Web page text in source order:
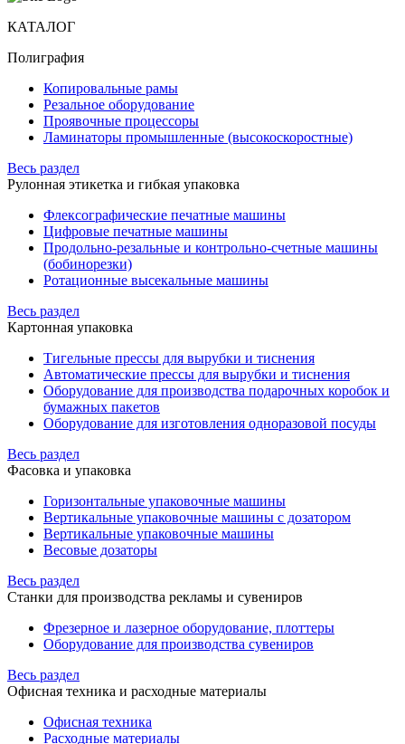
КАТАЛОГ
Полиграфия
Копировальные рамы
Резальное оборудование
Проявочные процессоры
Ламинаторы промышленные (высокоскоростные)
Весь раздел
Рулонная этикетка и гибкая упаковка
Флексографические печатные машины
Цифровые печатные машины
Продольно-резальные и контрольно-счетные машины
(бобинорезки)
Ротационные высекальные машины
Весь раздел
Картонная упаковка
Тигельные прессы для вырубки и тиснения
Автоматические прессы для вырубки и тиснения
Оборудование для производства подарочных коробок и
бумажных пакетов
Оборудование для изготовления одноразовой посуды
Весь раздел
Фасовка и упаковка
Горизонтальные упаковочные машины
Вертикальные упаковочные машины с дозатором
Вертикальные упаковочные машины
Весовые дозаторы
Весь раздел
Станки для производства рекламы и сувениров
Фрезерное и лазерное оборудование, плоттеры
Оборудование для производства сувениров
Весь раздел
Офисная техника и расходные материалы
Офисная техника
Расходные материалы